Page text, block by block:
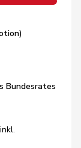
Bundesrates